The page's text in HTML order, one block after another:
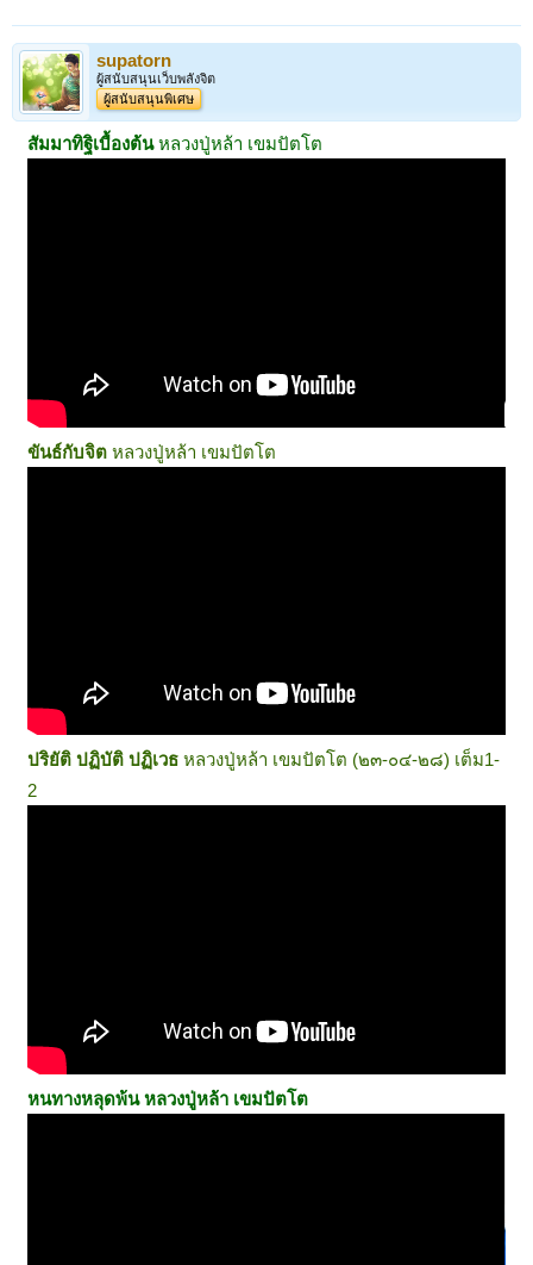
supatorn
ผู้สนับสนุนเว็บพลังจิต
ผู้สนับสนุนพิเศษ
สัมมาทิฐิเบื้องต้นหลวงปู่หล้า เขมปัตโต
ขันธ์กับจิต หลวงปู่หล้า เขมปัตโต
ปริยัติ ปฏิบัติ ปฏิเวธ หลวงปู่หล้า เขมปัตโต (๒๓-๐๔-๒๘) เต็ม1-
2
หนทางหลุดพ้น หลวงปู่หล้า เขมปัตโต